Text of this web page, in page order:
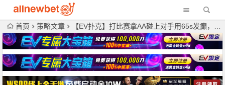
首页 策略文章 【EV扑克】打比赛拿AA碰上对手用65s发癫，结果真舒适